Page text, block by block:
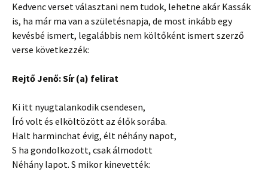
Kedvenc verset választani nem tudok, lehetne akár Kassák
is, ha már ma van a születésnapja, de most inkább egy
kevésbé ismert, legalábbis nem költőként ismert szerző
verse következzék:
Rejtő Jenő: Sír (a) felirat
Ki itt nyugtalankodik csendesen,
Író volt és elköltözött az élők sorába.
Halt harminchat évig, élt néhány napot,
S ha gondolkozott, csak álmodott
Néhány lapot. S mikor kinevették: